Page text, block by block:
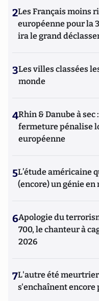
2Les Français moins
européenne pour la
ira le grand
3Les villes classées
monde
4Rhin & Danube à sec
fermeture pénalise
européenne
5L’étude américaine
(encore) un génie en
6Apologie du
700, le chanteur à
2026
7L'autre été meurtrier
s'enchaînent encore